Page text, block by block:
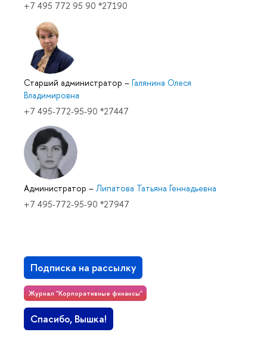
+7 495 772 95 90 *27190
Старший администратор – Галянина Олеся
Владимировна
+7 495-772-95-90 *27447
Администратор – Липатова Татьяна Геннадьевна
+7 495-772-95-90 *27947
Подписка на рассылку
Журнал "Корпоративные финансы"
Спасибо, Вышка!